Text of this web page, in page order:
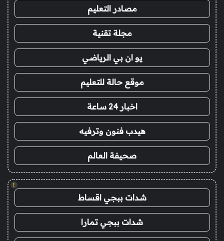
مصادر التعليم
مجلة تقنية
يو ان بي الرياضي
موقع حالة للتعليم
اخبار 24 ساعة
هيدب فنون وترفيه
صحيفة العالم
!
شدات ببجي اقساط
شدات ببجي تمارا